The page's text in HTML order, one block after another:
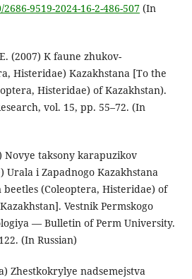
9519-2024-16-2-486-507(In
(2007) K faune zhukov-
Histeridae) Kazakhstana [To the
Histeridae) of Kazakhstan).
vol. 15, pp. 55–72. (In
Novye taksony karapuzikov
Urala i Zapadnogo Kazakhstana
(Coleoptera, Histeridae) of
Vestnik Permskogo
— Bulletin of Perm University.
(In Russian)
Zhestkokrylye nadsemejstva